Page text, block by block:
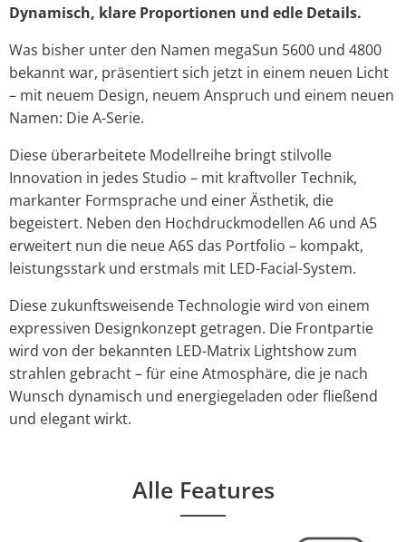
Dynamisch, klare Proportionen und edle Details.
Was bisher unter den Namen megaSun 5600 und 4800
bekannt war, präsentiert sich jetzt in einem neuen Licht
– mit neuem Design, neuem Anspruch und einem neuen
Namen: Die A-Serie.
Diese überarbeitete Modellreihe bringt stilvolle
Innovation in jedes Studio – mit kraftvoller Technik,
markanter Formsprache und einer Ästhetik, die
begeistert. Neben den Hochdruckmodellen A6 und A5
erweitert nun die neue A6S das Portfolio – kompakt,
leistungsstark und erstmals mit LED-Facial-System.
Diese zukunftsweisende Technologie wird von einem
expressiven Designkonzept getragen. Die Frontpartie
wird von der bekannten LED-Matrix Lightshow zum
strahlen gebracht – für eine Atmosphäre, die je nach
Wunsch dynamisch und energiegeladen oder fließend
und elegant wirkt.
Alle Features